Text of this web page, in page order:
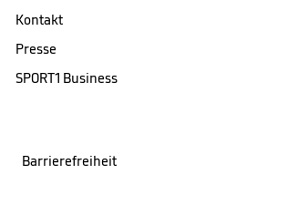
Kontakt
Presse
SPORT1 Business
Barrierefreiheit